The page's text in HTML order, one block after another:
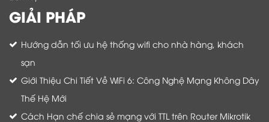
GIẢI PHÁP
Hướng dẫn tối ưu hệ thống wifi cho nhà hàng, khách
sạn
Giới Thiệu Chi Tiết Về WiFi 6: Công Nghệ Mạng Không Dây
Thế Hệ Mới
Cách Hạn chế chia sẻ mạng với TTL trên Router Mikrotik